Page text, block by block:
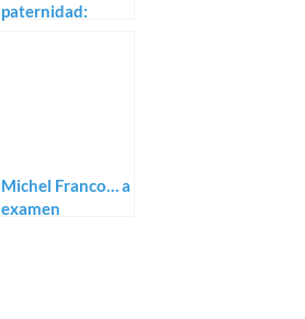
paternidad:
Michel Franco… a
examen